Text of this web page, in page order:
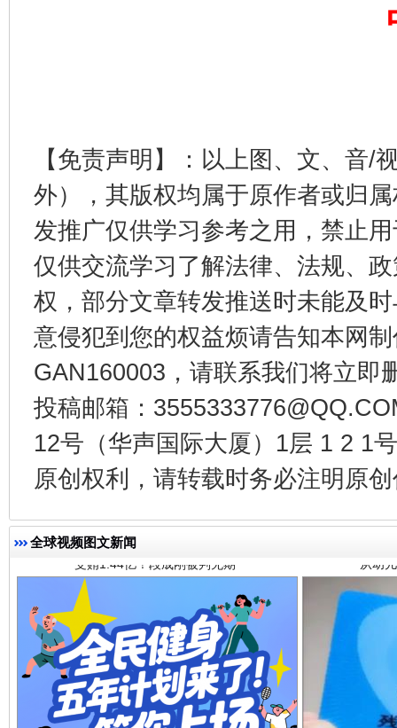
【免责声明】：以上图、文、音/
外），其版权均属于原作者或归
发推广仅供学习参考之用，禁止
仅供交流学习了解法律、法规、
权，部分文章转发推送时未能及
意侵犯到您的权益烦请告知本网
GAN160003，请联系我们将立即
投稿邮箱：
12号（华声国际大厦）1层 1 2 1
原创权利，请转载时务必注明原
全球视频图文新闻
揭开“小金库”的免责幌子
受贿1.44亿！段成刚被判无期 从幼
全民健身五年计划来了！等你上场